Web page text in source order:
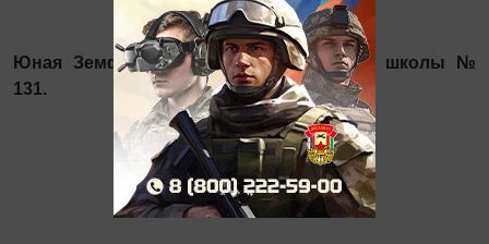
Юная Земфира — золотая медалистка школы №
131.